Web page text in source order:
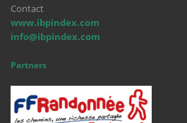
Contact
www.ibpindex.com
info@ibpindex.com
Partners